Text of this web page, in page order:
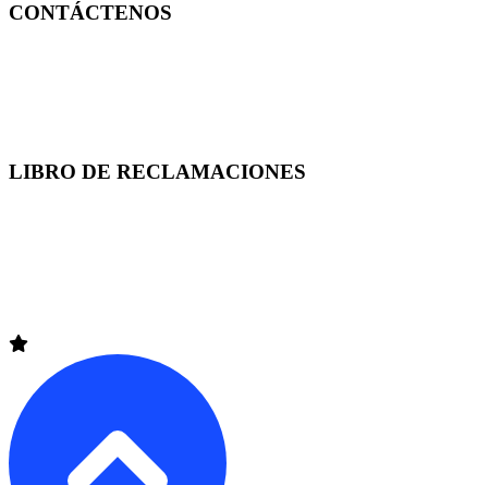
CONTÁCTENOS
LIBRO DE RECLAMACIONES